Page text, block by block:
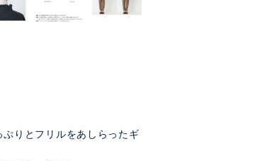
りとフリルをあしらったギ